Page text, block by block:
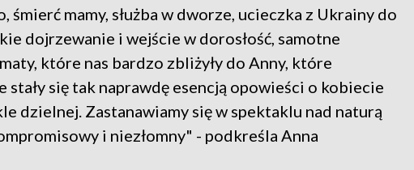
mamy, służba w dworze, ucieczka z Ukrainy do
dojrzewanie i wejście w dorosłość, samotne
które nas bardzo zbliżyły do Anny, które
stały się tak naprawdę esencją opowieści o kobiecie
dzielnej. Zastanawiamy się w spektaklu nad naturą
i niezłomny" - podkreśla Anna